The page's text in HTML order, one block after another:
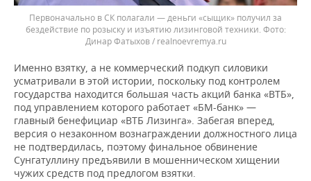
Первоначально в СК полагали — деньги «сыщик» получил за
бездействие по розыску и изъятию лизинговой техники.
Динар Фатыхов / realnoevremya.ru
Именно взятку, а не коммерческий подкуп силовики
усматривали в этой истории, поскольку под контролем
государства находится большая часть акций банка «ВТБ»,
под управлением которого работает «БМ-банк» —
главный бенефициар «ВТБ Лизинга». Забегая вперед,
версия о незаконном вознаграждении должностного лица
не подтвердилась, поэтому финальное обвинение
Сунгатуллину предъявили в мошенническом хищении
чужих средств под предлогом взятки.